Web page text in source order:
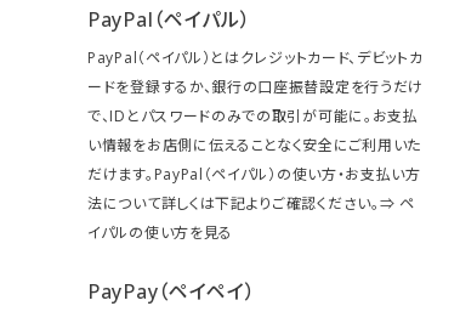
PayPal（ペイパル）
PayPal（ペイパル）とはクレジットカード、デビットカ
ードを登録するか、銀行の口座振替設定を行うだけ
で、IDとパスワードのみでの取引が可能に。お支払
い情報をお店側に伝えることなく安全にご利用いた
だけます。PayPal（ペイパル）の使い方・お支払い方
法について詳しくは下記よりご確認ください。⇒ ペ
イパルの使い方を見る
PayPay（ペイペイ）